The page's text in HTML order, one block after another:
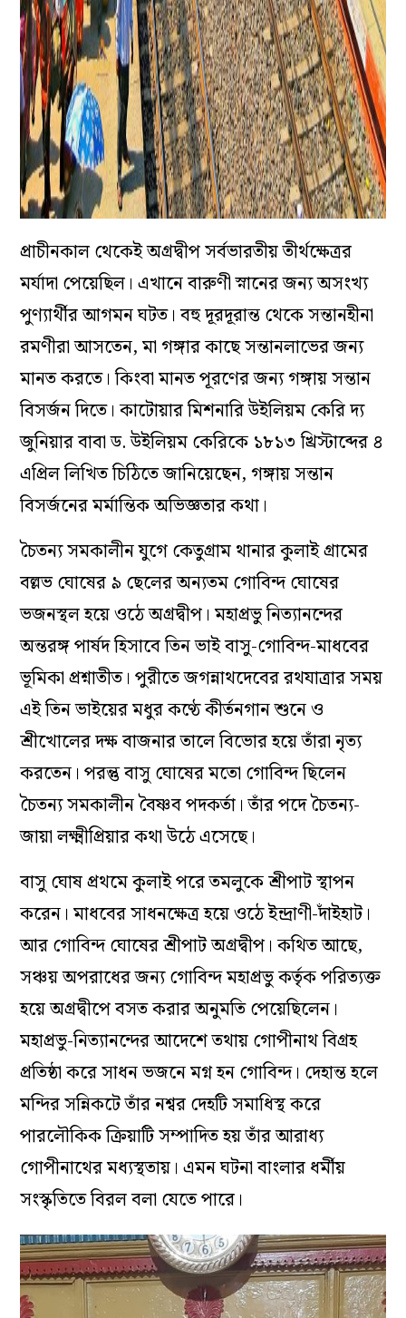
প্রাচীনকাল থেকেই অগ্রদ্বীপ সর্বভারতীয় তীর্থক্ষেত্রর
মর্যাদা পেয়েছিল। এখানে বারুণী স্নানের জন্য অসংখ্য
পুণ্যার্থীর আগমন ঘটত। বহু দূরদূরান্ত থেকে সন্তানহীনা
রমণীরা আসতেন, মা গঙ্গার কাছে সন্তানলাভের জন্য
মানত করতে। কিংবা মানত পূরণের জন্য গঙ্গায় সন্তান
বিসর্জন দিতে। কাটোয়ার মিশনারি উইলিয়ম কেরি দ্য
জুনিয়ার বাবা ড. উইলিয়ম কেরিকে ১৮১৩ খ্রিস্টাব্দের ৪
এপ্রিল লিখিত চিঠিতে জানিয়েছেন, গঙ্গায় সন্তান
বিসর্জনের মর্মান্তিক অভিজ্ঞতার কথা।
চৈতন্য সমকালীন যুগে কেতুগ্রাম থানার কুলাই গ্রামের
বল্লভ ঘোষের ৯ ছেলের অন্যতম গোবিন্দ ঘোষের
ভজনস্থল হয়ে ওঠে অগ্রদ্বীপ। মহাপ্রভু নিত্যানন্দের
অন্তরঙ্গ পার্ষদ হিসাবে তিন ভাই বাসু-গোবিন্দ-মাধবের
ভূমিকা প্রশ্নাতীত। পুরীতে জগন্নাথদেবের রথযাত্রার সময়
এই তিন ভাইয়ের মধুর কণ্ঠে কীর্তনগান শুনে ও
শ্রীখোলের দক্ষ বাজনার তালে বিভোর হয়ে তাঁরা নৃত্য
করতেন। পরন্তু বাসু ঘোষের মতো গোবিন্দ ছিলেন
চৈতন্য সমকালীন বৈষ্ণব পদকর্তা। তাঁর পদে চৈতন্য-
জায়া লক্ষ্মীপ্রিয়ার কথা উঠে এসেছে।
বাসু ঘোষ প্রথমে কুলাই পরে তমলুকে শ্রীপাট স্থাপন
করেন। মাধবের সাধনক্ষেত্র হয়ে ওঠে ইন্দ্রাণী-দাঁইহাট।
আর গোবিন্দ ঘোষের শ্রীপাট অগ্রদ্বীপ। কথিত আছে,
সঞ্চয় অপরাধের জন্য গোবিন্দ মহাপ্রভু কর্তৃক পরিত্যক্ত
হয়ে অগ্রদ্বীপে বসত করার অনুমতি পেয়েছিলেন।
মহাপ্রভু-নিত্যানন্দের আদেশে তথায় গোপীনাথ বিগ্রহ
প্রতিষ্ঠা করে সাধন ভজনে মগ্ন হন গোবিন্দ। দেহান্ত হলে
মন্দির সন্নিকটে তাঁর নশ্বর দেহটি সমাধিস্থ করে
পারলৌকিক ক্রিয়াটি সম্পাদিত হয় তাঁর আরাধ্য
গোপীনাথের মধ্যস্থতায়। এমন ঘটনা বাংলার ধর্মীয়
সংস্কৃতিতে বিরল বলা যেতে পারে।